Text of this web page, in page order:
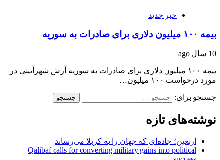
خبر جدید
بیمه ۱۰۰ میلیون دلاری برای صادرات به سوریه
10 سال ago
بیمه ۱۰۰ میلیون دلاری برای صادرات به سوریه آرش شهرآیینی در
مورد درخواست ۱۰۰ میلیون…
جستجو برای:
نوشته‌های تازه
اربعین؛ جاده‌ای که جهان را به کربلا می‌رساند
Qalibaf calls for converting military gains into political